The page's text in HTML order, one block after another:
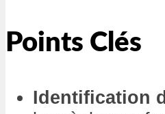
Points Clés
Identification